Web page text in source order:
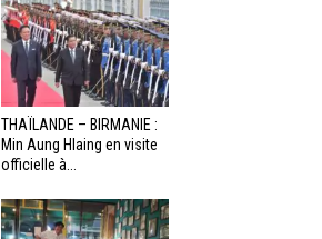
THAÏLANDE – BIRMANIE :
Min Aung Hlaing en visite
officielle à...